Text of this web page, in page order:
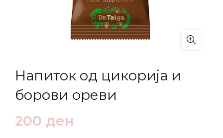
Напиток од цикорија и
борови ореви
200 ден